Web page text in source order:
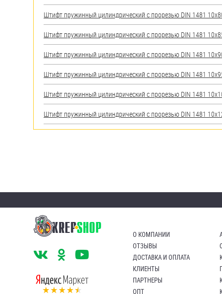
Штифт пружинный цилиндрический с прорезью DIN 1481
Штифт пружинный цилиндрический с прорезью DIN 1481
Штифт пружинный цилиндрический с прорезью DIN 1481
Штифт пружинный цилиндрический с прорезью DIN 1481
Штифт пружинный цилиндрический с прорезью DIN 1481
Штифт пружинный цилиндрический с прорезью DIN 1481
О КОМПАНИИ
ОТЗЫВЫ
ДОСТАВКА И ОПЛАТА
КЛИЕНТЫ
ПАРТНЕРЫ
ОПТ